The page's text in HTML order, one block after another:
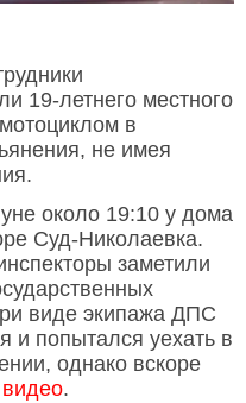
19-летнего местного
в
не имея
около 19:10 у дома
Суд-Николаевка.
заметили
виде экипажа ДПС
и попытался уехать в
однако вскоре
видео.